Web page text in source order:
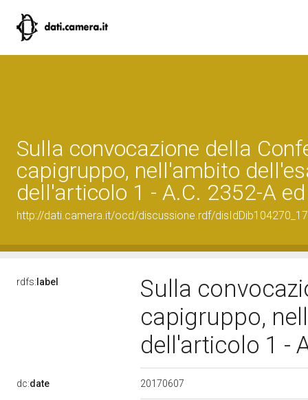
Sulla convocazione della
capigruppo, nell'ambito
dell'articolo 1 - A.C. 2352-A
http://dati.camera.it/ocd/discussione.rdf/disIdDib104270_17
rdfs: label
Sulla
capigruppo,
dell'articolo 1 -
dc:date 20170607